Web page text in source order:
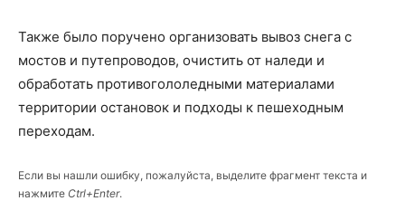
Также было поручено организовать вывоз снега с
мостов и путепроводов, очистить от наледи и
обработать противогололедными материалами
территории остановок и подходы к пешеходным
переходам.
Если вы нашли ошибку, пожалуйста, выделите фрагмент текста и
нажмите Ctrl+Enter.